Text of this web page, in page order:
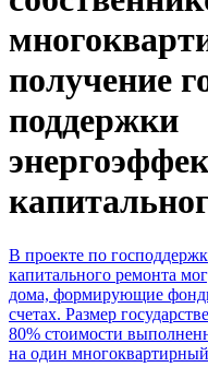
получение
поддержки
В проекте по
капитального ремонта
дома, формирующие
счетах. Размер
80% стоимости
на один